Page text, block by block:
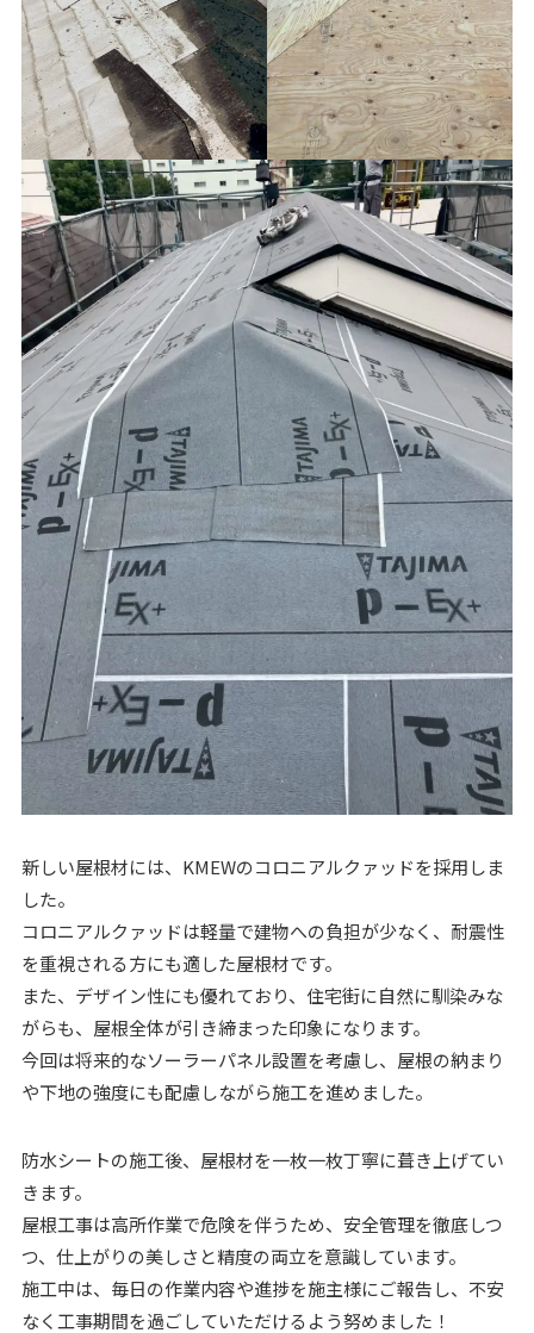
新しい屋根材には、KMEWのコロニアルクァッドを採用しま
した。
コロニアルクァッドは軽量で建物への負担が少なく、耐震性
を重視される方にも適した屋根材です。
また、デザイン性にも優れており、住宅街に自然に馴染みな
がらも、屋根全体が引き締まった印象になります。
今回は将来的なソーラーパネル設置を考慮し、屋根の納まり
や下地の強度にも配慮しながら施工を進めました。
防水シートの施工後、屋根材を一枚一枚丁寧に葺き上げてい
きます。
屋根工事は高所作業で危険を伴うため、安全管理を徹底しつ
つ、仕上がりの美しさと精度の両立を意識しています。
施工中は、毎日の作業内容や進捗を施主様にご報告し、不安
なく工事期間を過ごしていただけるよう努めました！